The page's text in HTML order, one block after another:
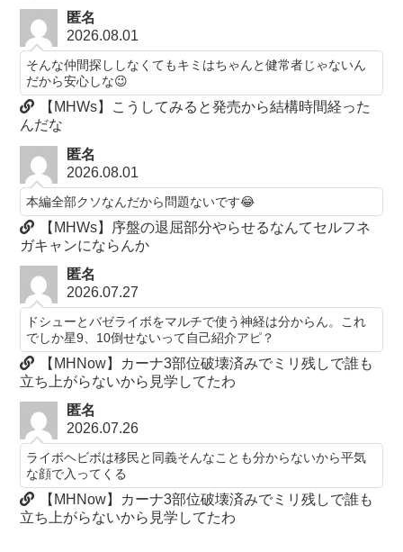
匿名
2026.08.01
そんな仲間探ししなくてもキミはちゃんと健常者じゃないん
だから安心しな😉
【MHWs】こうしてみると発売から結構時間経った
んだな
匿名
2026.08.01
本編全部クソなんだから問題ないです😂
【MHWs】序盤の退屈部分やらせるなんてセルフネ
ガキャンにならんか
匿名
2026.07.27
ドシューとバゼライボをマルチで使う神経は分からん。これ
でしか星9、10倒せないって自己紹介アピ？
【MHNow】カーナ3部位破壊済みでミリ残しで誰も
立ち上がらないから見学してたわ
匿名
2026.07.26
ライボヘビボは移民と同義そんなことも分からないから平気
な顔で入ってくる
【MHNow】カーナ3部位破壊済みでミリ残しで誰も
立ち上がらないから見学してたわ